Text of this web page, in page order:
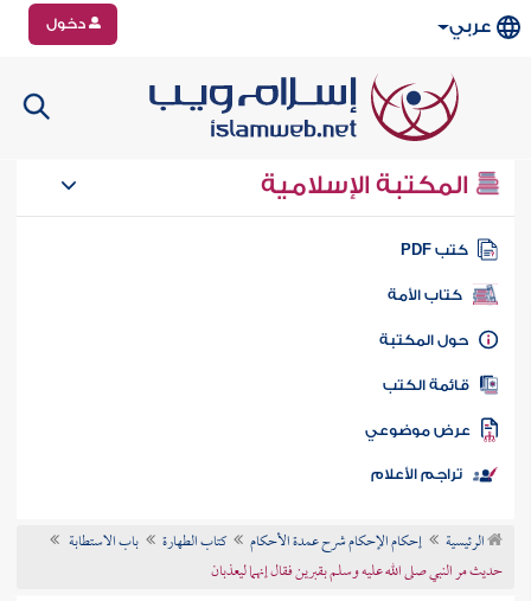
عربي دخول
المكتبة الإسلامية
كتب PDF
كتاب الأمة
المكتبة
الكتب
موضوعي
تراجم الأعلام
الرئيسية إحكام الإحكام شرح عمدة الأحكام كتاب الطهارة
باب الاستطابة
حديث مر النبي صلى الله عليه وسلم بقبرين فقال إنهما ليعذبان